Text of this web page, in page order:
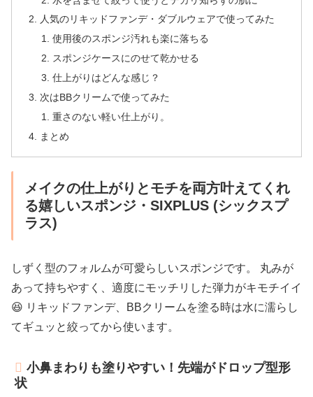
人気のリキッドファンデ・ダブルウェアで使ってみた
使用後のスポンジ汚れも楽に落ちる
スポンジケースにのせて乾かせる
仕上がりはどんな感じ？
次はBBクリームで使ってみた
重さのない軽い仕上がり。
まとめ
メイクの仕上がりとモチを両方叶えてくれ
る嬉しいスポンジ・SIXPLUS (シックスプ
ラス)
しずく型のフォルムが可愛らしいスポンジです。 丸みが
あって持ちやすく、適度にモッチリした弾力がキモチイイ
😆 リキッドファンデ、BBクリームを塗る時は水に濡らし
てギュッと絞ってから使います。
小鼻まわりも塗りやすい！先端がドロップ型形
状